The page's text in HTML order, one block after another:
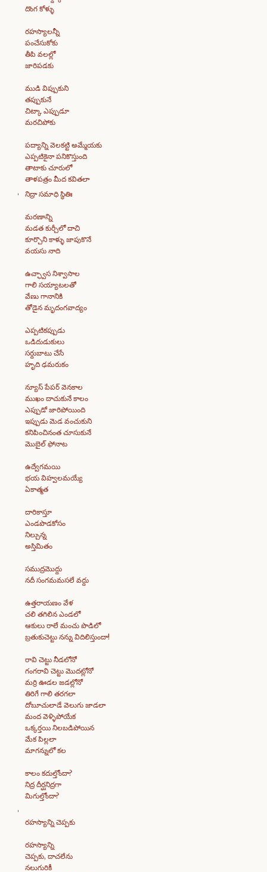
దొంగ కోళ్ళు
రహస్యాలన్నీ
పంచేసుకోకు
తీపి వలల్లో
జారిపడకు
ముడి విప్పుకుని
తప్పుకునే
చిట్కా ఎప్పుడూ
మరచిపోకు
పద్యాన్ని వెలకట్టి అమ్మేయకు
ఎప్పటికైనా పనికొస్తుంది
తాటాకు చూరులో
తాళపత్రం మీద కవితలా
నిద్రా సమాధి స్థితిః
మరణాన్ని
మడత కుర్చీలో దాచి
కూర్చొని కాళ్ళు జాపుకొనే
వయసు నాది
ఉచ్ఛ్వాస నిశ్వాసాల
గాలి సయ్యాటలతో
వేణు గానానికి
తోడైన మృదంగవాద్యం
ఎప్పటికప్పుడు
ఒడిదుడుకులు
సర్దుబాటు చేసే
హృది ఢమరుకం
న్యూస్ పేపర్ వెనకాల
ముఖం దాచుకునే కాలం
ఎప్పుడో జారిపోయింది
ఇప్పుడు మెడ వంచుకుని
కనిపించినంత చూసుకునే
మొబైల్ ఫోనాట
ఉద్వేగమయి
భయ విహ్వలమయ్యే
ఏకాత్మత
దారికాస్తూ
ఎండపొడకోసం
నిల్చున్న
అస్తిమితం
సముద్రమొద్దు
నదీ సంగమమసలే వద్దు
ఉత్తరాయణం వేళ
చలి తగిలిన ఎండలో
ఆకులు రాలే మంచు పొడిలో
బ్రతుకుచెట్టు నన్ను విదిలిస్తుందా!
రావి చెట్టు నీడలోనో
గంగరావి చెట్టు మొదట్లోనో
మర్రి ఊడల జడల్లోనో
తిరిగే గాలి తరగలా
దోబూచులాడే వెలుగు జాడలా
మంద వెళ్ళిపోయేక
ఒక్కర్తయి నిలబడిపోయిన
మేక పిల్లలా
మాగన్నులో కల
కాలం కదుల్తోందా?
నిద్ర దీర్ఘనిద్రగా
మిగుల్తోందా?
రహస్యాన్ని చెప్పకు
రహస్యాన్ని
చెప్పకు, దాచలేను
నలుగురికీ